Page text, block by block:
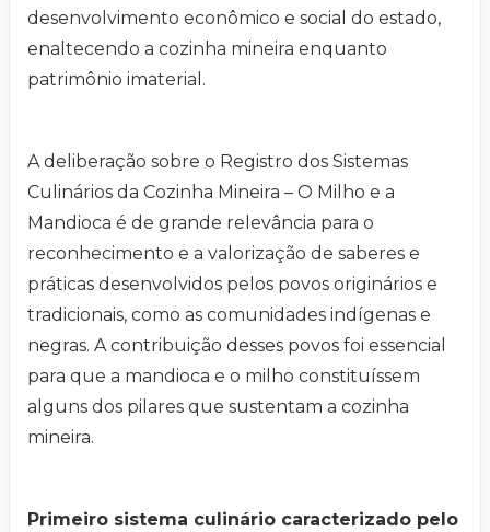
desenvolvimento econômico e social do estado,
enaltecendo a cozinha mineira enquanto
patrimônio imaterial.
A deliberação sobre o Registro dos Sistemas
Culinários da Cozinha Mineira – O Milho e a
Mandioca é de grande relevância para o
reconhecimento e a valorização de saberes e
práticas desenvolvidos pelos povos originários e
tradicionais, como as comunidades indígenas e
negras. A contribuição desses povos foi essencial
para que a mandioca e o milho constituíssem
alguns dos pilares que sustentam a cozinha
mineira.
Primeiro sistema culinário caracterizado pelo